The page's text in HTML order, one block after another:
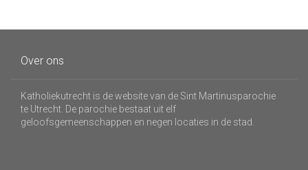
Over ons
Katholiekutrecht is de website van de Sint Martinusparochie
te Utrecht. De parochie bestaat uit elf
geloofsgemeenschappen en negen locaties in de stad.